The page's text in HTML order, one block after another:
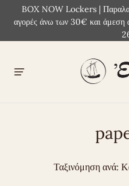
BOX NOW Lockers |
αγορές άνω των 30€ και
Ταξινόμηση ανά: